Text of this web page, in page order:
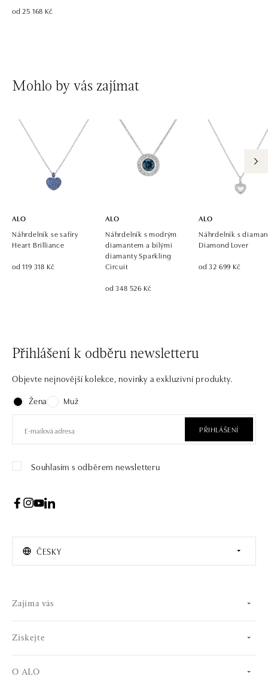
od 25 168 Kč
Mohlo by vás zajímat
ALO
Náhrdelník se safíry
Heart Brilliance
od 119 318 Kč
ALO
Náhrdelník s modrým
diamantem a bílými
diamanty Sparkling
Circuit
od 348 526 Kč
ALO
Náhrdelník s
Diamond Lover
od 32 699 Kč
Přihlášení k odběru newsletteru
Objevte nejnovější kolekce, novinky a exkluzivní produkty.
Žena
Muž
PŘIHLÁŠENÍ
Souhlasím s odběrem newsletteru
ČESKY
Zajíma vás
Získejte
O ALO